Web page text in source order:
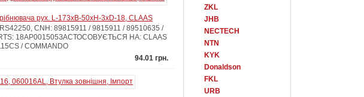
ZKL
JHB
NECTECH
NTN
KYK
Donaldson
FKL
URB
рух. L-173xB-50xH-3xD-18, CLAAS
CNH: 89815911 / 9815911 / 89510635 /
18AP001505ЗАСТОСОВУЄТЬСЯ НА: CLAAS
/ COMMANDO
94.01 грн.